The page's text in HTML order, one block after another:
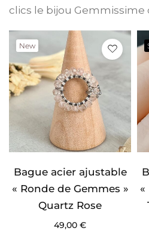
clics le bijou Gemmissime
New
Bague acier ajustable
« Ronde de Gemmes »
Quartz Rose
49,00 €
«